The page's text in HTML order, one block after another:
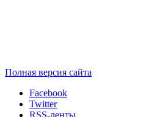
Полная версия сайта
Facebook
Twitter